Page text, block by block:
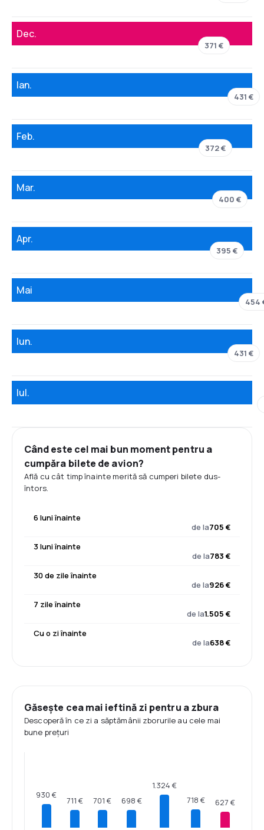
Dec.
371 €
Ian.
431 €
Feb.
372 €
Mar.
400 €
Apr.
395 €
Mai
454
Iun.
431 €
Iul.
Când este cel mai bun moment pentru a
cumpăra bilete de avion?
Află cu cât timp înainte merită să cumperi bilete dus-
întors.
6 luni înainte
de la705 €
3 luni înainte
de la783 €
30 de zile înainte
de la926 €
7 zile înainte
de la1.505 €
Cu o zi înainte
de la638 €
Găsește cea mai ieftină zi pentru a zbura
Descoperă în ce zi a săptămânii zborurile au cele mai
bune prețuri
930 €
711 € 701 € 698 €
1.324 €
718 €
627 €